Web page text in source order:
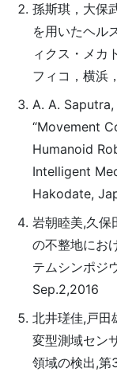
孫斯琪，大保
を用いたヘル
ィクス・メカ
フィコ，横浜
A. A.
“Movement
Humanoid
Intelligent
Hakodate,
岩朝睦美,久保
の不整地にお
テムシンポジ
Sep.2,2016
北井瑳佳,戸田
変型測域セン
領域の検出,第